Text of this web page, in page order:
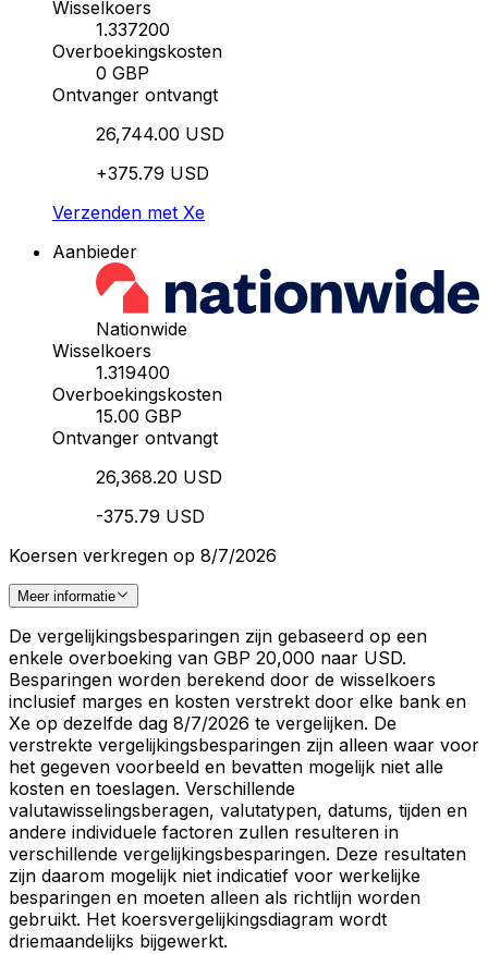
Wisselkoers
1.337200
Overboekingskosten
0 GBP
Ontvanger ontvangt
26,744.00 USD
+375.79 USD
Verzenden met Xe
Aanbieder
Nationwide
Wisselkoers
1.319400
Overboekingskosten
15.00 GBP
Ontvanger ontvangt
26,368.20 USD
-375.79 USD
Koersen verkregen op 8/7/2026
Meer informatie
De vergelijkingsbesparingen zijn gebaseerd op een
enkele overboeking van GBP 20,000 naar USD.
Besparingen worden berekend door de wisselkoers
inclusief marges en kosten verstrekt door elke bank en
Xe op dezelfde dag 8/7/2026 te vergelijken. De
verstrekte vergelijkingsbesparingen zijn alleen waar voor
het gegeven voorbeeld en bevatten mogelijk niet alle
kosten en toeslagen. Verschillende
valutawisselingsberagen, valutatypen, datums, tijden en
andere individuele factoren zullen resulteren in
verschillende vergelijkingsbesparingen. Deze resultaten
zijn daarom mogelijk niet indicatief voor werkelijke
besparingen en moeten alleen als richtlijn worden
gebruikt. Het koersvergelijkingsdiagram wordt
driemaandelijks bijgewerkt.